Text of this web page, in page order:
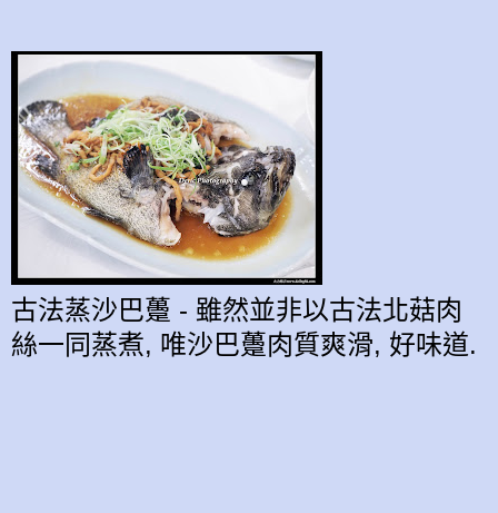
古法蒸沙巴躉 - 雖然並非以古法北菇肉
絲一同蒸煮, 唯沙巴躉肉質爽滑, 好味道.